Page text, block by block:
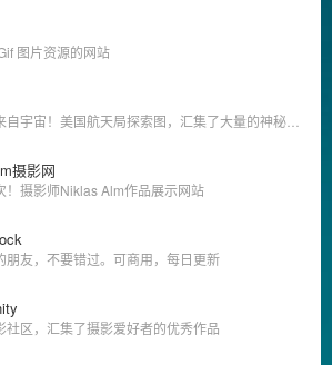
图片资源的网站
摄影网
！摄影师Niklas Alm作品展示网站
朋友，不要错过。可商用，每日更新
社区，汇集了摄影爱好者的优秀作品